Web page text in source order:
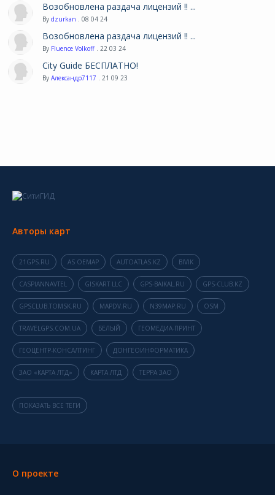
Возобновлена раздача лицензий !! ...
By dzurkan . 08 04 24
Возобновлена раздача лицензий !! ...
By Fluence Volkoff . 22 03 24
City Guide БЕСПЛАТНО!
By Александр7117 . 21 09 23
Авторы карт
21GPS.RU AS OEMAP AUTOATLAS.KZ BIVIK
CASPIANNAVTEL GISKART LLC GPS-BAIKAL.RU GPS-CLUB.KZ
GPSCLUB.TOMSK.RU MAPDV.RU N39MAP.RU OSM
TRAVELGPS.COM.UA БЕЛЫЙ ГЕОМЕДИА-ПРИНТ
ГЕОЦЕНТР-КОНСАЛТИНГ ДОНГЕОИНФОРМАТИКА
ЗАО «КАРТА ЛТД» КАРТА ЛТД ТЕРРА ЗАО
ПОКАЗАТЬ ВСЕ ТЕГИ
О проекте